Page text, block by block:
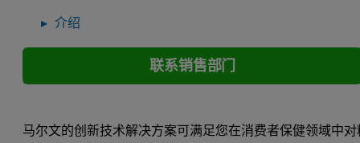
介绍
联系销售部门
马尔文的创新技术解决方案可满足您在消费者保健领域中对